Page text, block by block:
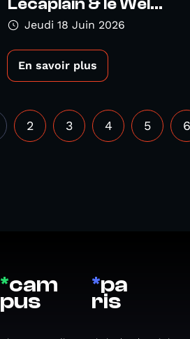
Lecaplain & le Wel...
Jeudi 18 Juin 2026
En savoir plus
2 3 4 5 6
*cam
pus
*pa
ris